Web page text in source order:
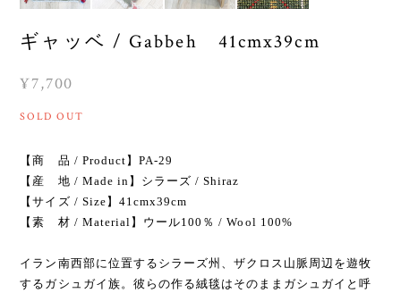
ギャッベ / Gabbeh 41cmx39cm
¥7,700
SOLD OUT
【商 品 / Product】PA-29
【産 地 / Made in】シラーズ / Shiraz
【サイズ / Size】41cmx39cm
【素 材 / Material】ウール100％ / Wool 100%
イラン南西部に位置するシラーズ州、ザクロス山脈周辺を遊牧
するガシュガイ族。彼らの作る絨毯はそのままガシュガイと呼